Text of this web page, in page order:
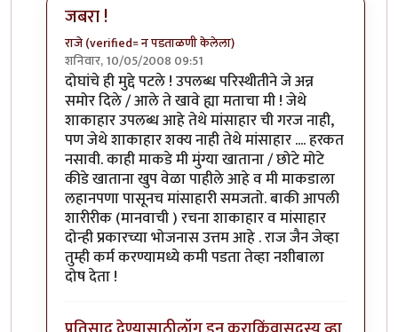
जबरा !
राजे (verified= न पडताळणी केलेला)
शनिवार, 10/05/2008 09:51
In reply toशाकाहार-मांसाहार....byप्रभाकर पेठकर
दोघांचे ही मुद्दे पटले ! उपलब्ध परिस्थीतीने जे अन्न
समोर दिले / आले ते खावे ह्या मताचा मी ! जेथे
शाकाहार उपलब्ध आहे तेथे मांसाहार ची गरज नाही,
पण जेथे शाकाहार शक्य नाही तेथे मांसाहार .... हरकत
नसावी. काही माकडे मी मुंग्या खाताना / छोटे मोटे
कीडे खाताना खुप वेळा पाहीले आहे व मी माकडाला
लहानपणा पासूनच मांसाहारी समजतो. बाकी आपली
शारीरीक (मानवाची ) रचना शाकाहार व मांसाहार
दोन्ही प्रकारच्या भोजनास उत्तम आहे . राज जैन जेव्हा
तुम्ही कर्म करण्यामध्ये कमी पडता तेव्हा नशीबाला
दोष देता !